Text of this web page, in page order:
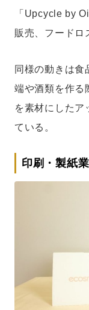
「Upcycle by
販売、フードロ
同様の動きは食
端や酒類を作る
を素材にしたア
ている。
印刷・製紙